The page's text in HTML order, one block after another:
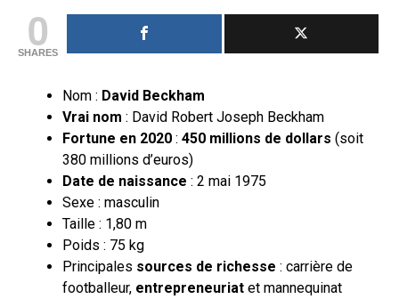
0
SHARES
Nom : David Beckham
Vrai nom : David Robert Joseph Beckham
Fortune en 2020 : 450 millions de dollars (soit
380 millions d’euros)
Date de naissance : 2 mai 1975
Sexe : masculin
Taille : 1,80 m
Poids : 75 kg
Principales sources de richesse : carrière de
footballeur, entrepreneuriat et mannequinat